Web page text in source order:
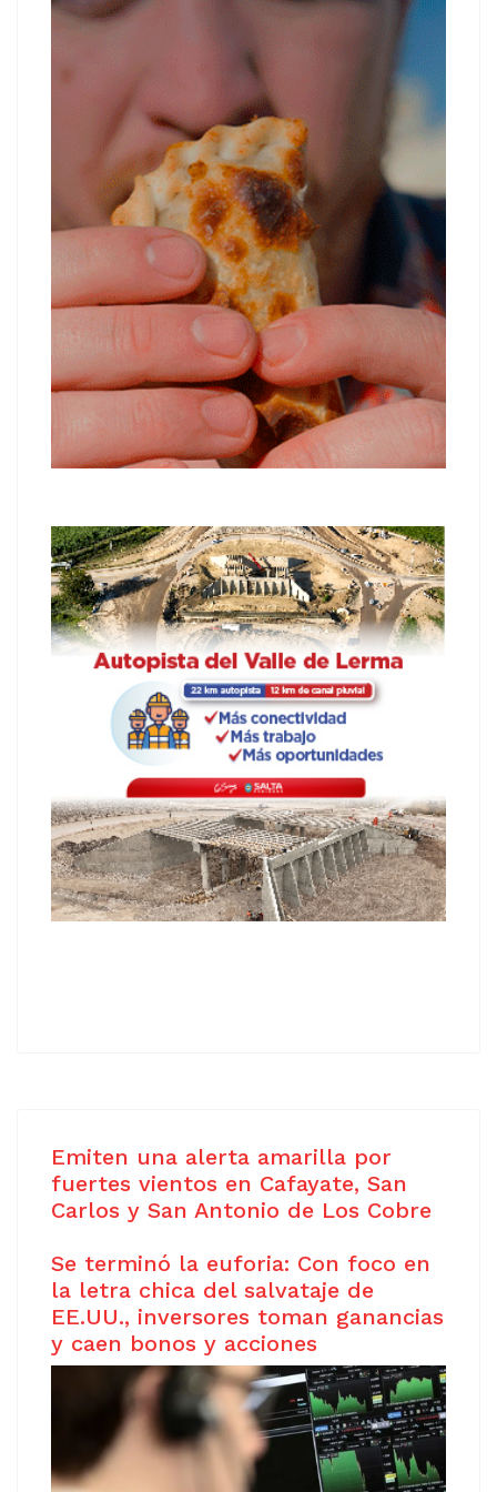
Emiten una alerta amarilla por
fuertes vientos en Cafayate, San
Carlos y San Antonio de Los Cobre
Se terminó la euforia: Con foco en
la letra chica del salvataje de
EE.UU., inversores toman ganancias
y caen bonos y acciones